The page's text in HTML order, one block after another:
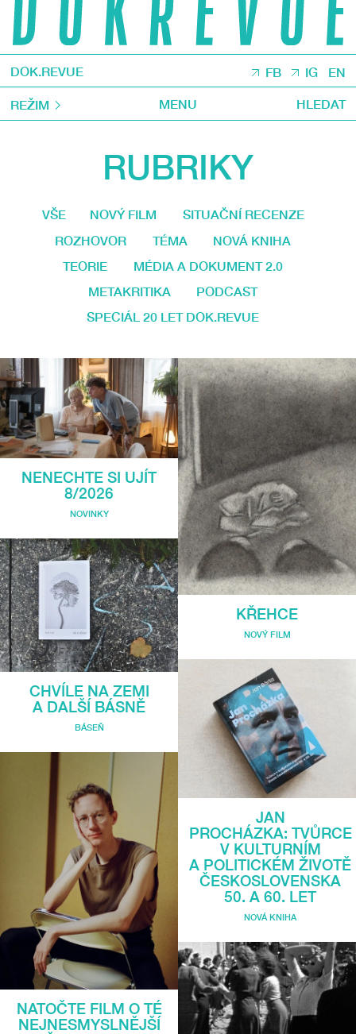
DOK.REVUE FB IG EN
REŽIM MENU HLEDAT
RUBRIKY
VŠE NOVÝ FILM
SITUAČNÍ RECENZE
ROZHOVOR
TÉMA
NOVÁ KNIHA
TEORIE
MÉDIA A DOKUMENT 2.0
METAKRITIKA
PODCAST
SPECIÁL 20 LET DOK.REVUE
NENECHTE SI UJÍT
8/2026
NOVINKY
CHVÍLE NA ZEMI
A DALŠÍ BÁSNĚ
BÁSEŇ
NATOČTE FILM O TÉ
NEJNESMYSLNĚJŠÍ
KŘEHCE
NOVÝ FILM
JAN
PROCHÁZKA: TVŮRCE
V KULTURNÍM
A POLITICKÉM ŽIVOTĚ
ČESKOSLOVENSKA
50. A 60. LET
NOVÁ KNIHA